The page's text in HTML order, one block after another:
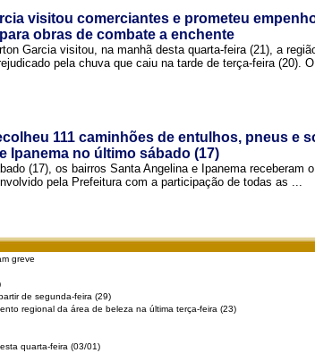
visitou comerciantes e prometeu
obras de combate a enchente
Garcia visitou, na manhã desta quarta-feira (21), a
pela chuva que caiu na tarde de terça-feira (20).
111 caminhões de entulhos, pneus e
Ipanema no último sábado (17)
(17), os bairros Santa Angelina e Ipanema receberam
pela Prefeitura com a participação de todas as ...
greve
de segunda-feira (29)
regional da área de beleza na última terça-feira (23)
quarta-feira (03/01)